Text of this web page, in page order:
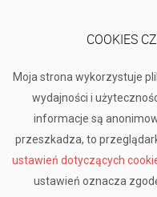
COOKIES
Moja strona wykorzystuje
wydajności i
informacje są
przeszkadza, to
ustawień dotyczących
ustawień oznacza